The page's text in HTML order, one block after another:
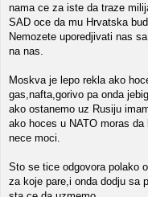
nama ce za iste da traze
SAD oce da mu Hrvatska
Nemozete uporedjivati nas
na nas.
Moskva je lepo rekla ako
gas,nafta,gorivo pa onda
ako ostanemo uz Rusiju
ako hoces u NATO moras
nece moci.
Sto se tice odgovora polako
za koje pare,i onda dodju sa